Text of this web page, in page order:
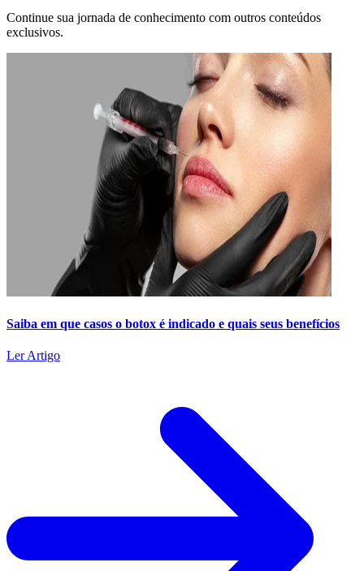
Continue sua jornada de conhecimento com outros conteúdos
exclusivos.
Saiba em que casos o botox é indicado e quais seus benefícios
Ler Artigo